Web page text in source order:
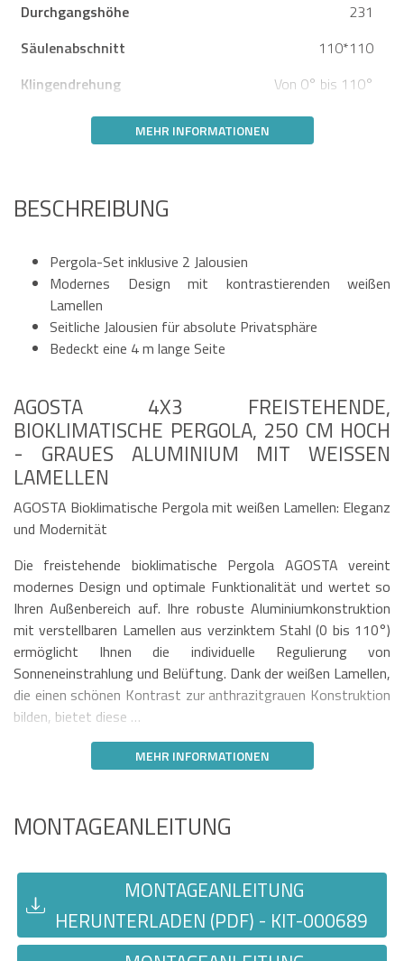
Durchgangshöhe
231
Säulenabschnitt
110*110
Klingendrehung
Von 0° bis 110°
MEHR INFORMATIONEN
BESCHREIBUNG
Pergola-Set inklusive 2 Jalousien
Modernes Design mit kontrastierenden weißen
Lamellen
Seitliche Jalousien für absolute Privatsphäre
Bedeckt eine 4 m lange Seite
AGOSTA 4X3 FREISTEHENDE,
BIOKLIMATISCHE PERGOLA, 250 CM HOCH
- GRAUES ALUMINIUM MIT WEISSEN L
AMELLEN
AGOSTA Bioklimatische Pergola mit weißen Lamellen: Eleganz
und Modernität
Die freistehende bioklimatische Pergola AGOSTA vereint
modernes Design und optimale Funktionalität und wertet so
Ihren Außenbereich auf. Ihre robuste Aluminiumkonstruktion
mit verstellbaren Lamellen aus verzinktem Stahl (0 bis 110°)
ermöglicht Ihnen die individuelle Regulierung von
Sonneneinstrahlung und Belüftung. Dank der weißen Lamellen,
die einen schönen Kontrast zur anthrazitgrauen Konstruktion
bilden, bietet diese …
MEHR INFORMATIONEN
MONTAGEANLEITUNG
MONTAGEANLEITUNG
HERUNTERLADEN (PDF) - KIT-000689